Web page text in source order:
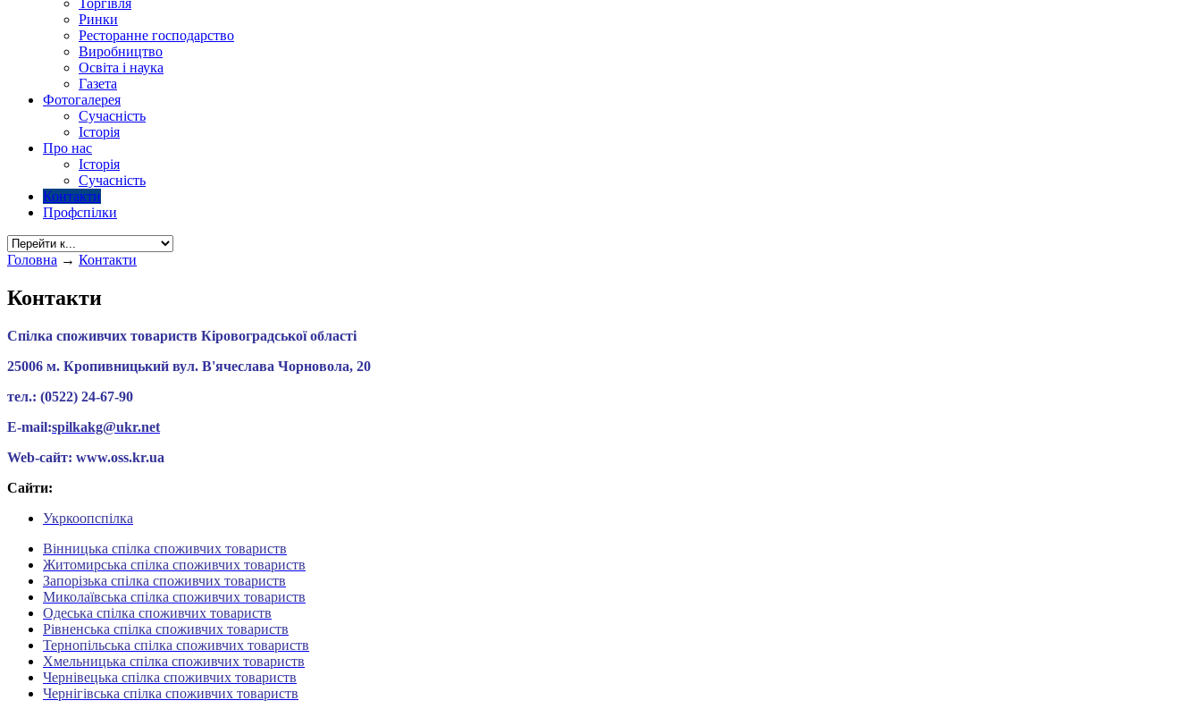
Торгівля
Ринки
Ресторанне господарство
Виробництво
Освіта і наука
Газета
Фотогалерея
Сучасність
Історія
Про нас
Історія
Сучасність
Контакти
Профспілки
Головна → Контакти
Контакти
Спілка споживчих товариств Кіровоградської області
25006 м. Кропивницький вул. В'ячеслава Чорновола, 20
тел.: (0522) 24-67-90
E-mail:spilkakg@ukr.net
Web-сайт: www.oss.kr.ua
Сайти:
Укркоопспілка
Вінницька спілка споживчих товариств
Житомирська спілка споживчих товариств
Запорізька спілка споживчих товариств
Миколаївська спілка споживчих товариств
Одеська спілка споживчих товариств
Рівненська спілка споживчих товариств
Тернопільська спілка споживчих товариств
Хмельницька спілка споживчих товариств
Чернівецька спілка споживчих товариств
Чернігівська спілка споживчих товариств